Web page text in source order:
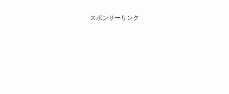
スポンサーリンク